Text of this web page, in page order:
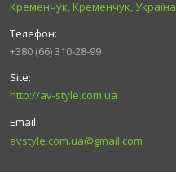
Кременчук, Кременчук, Україна
+380 (66) 310-28-99
http://av-style.com.ua
avstyle.com.ua@gmail.com